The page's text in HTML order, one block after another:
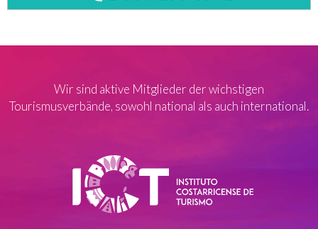
Wir sind aktive Mitglieder der wichstigen
Tourismusverbände, sowohl national als auch international.